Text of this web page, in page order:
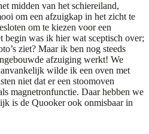
midden van het schiereiland,
om een afzuigkap in het zicht te
om te kiezen voor een
begin was ik hier wat sceptisch over;
ziet? Maar ik ben nog steeds
afzuiging werkt! We
wilde ik een oven met
niet dat er een stoomoven
magnetronfunctie. Daar hebben we
is de Quooker ook onmisbaar in